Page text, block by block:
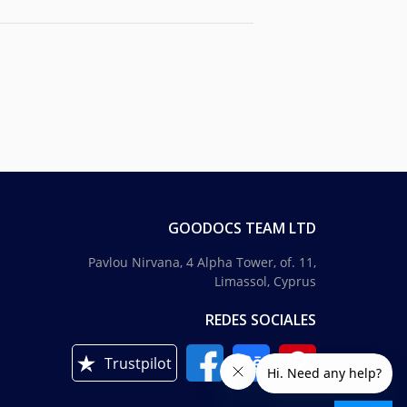
GOODOCS TEAM LTD
Pavlou Nirvana, 4 Alpha Tower, of. 11,
Limassol, Cyprus
REDES SOCIALES
Trustpilot